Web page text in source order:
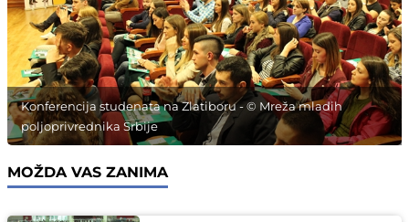
Konferencija studenata na Zlatiboru - © Mreža mladih
poljoprivrednika Srbije
MOŽDA VAS ZANIMA